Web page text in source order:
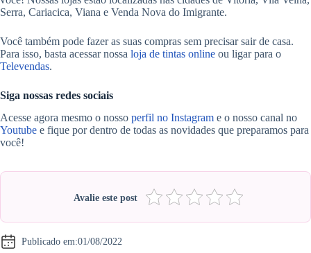
Serra, Cariacica, Viana e Venda Nova do Imigrante.
Você também pode fazer as suas compras sem precisar sair de casa.
Para isso, basta acessar nossa loja de tintas online ou ligar para o
Televendas.
Siga nossas redes sociais
Acesse agora mesmo o nosso perfil no Instagram e o nosso canal no
Youtube e fique por dentro de todas as novidades que preparamos para
você!
Avalie este post
Publicado em:01/08/2022